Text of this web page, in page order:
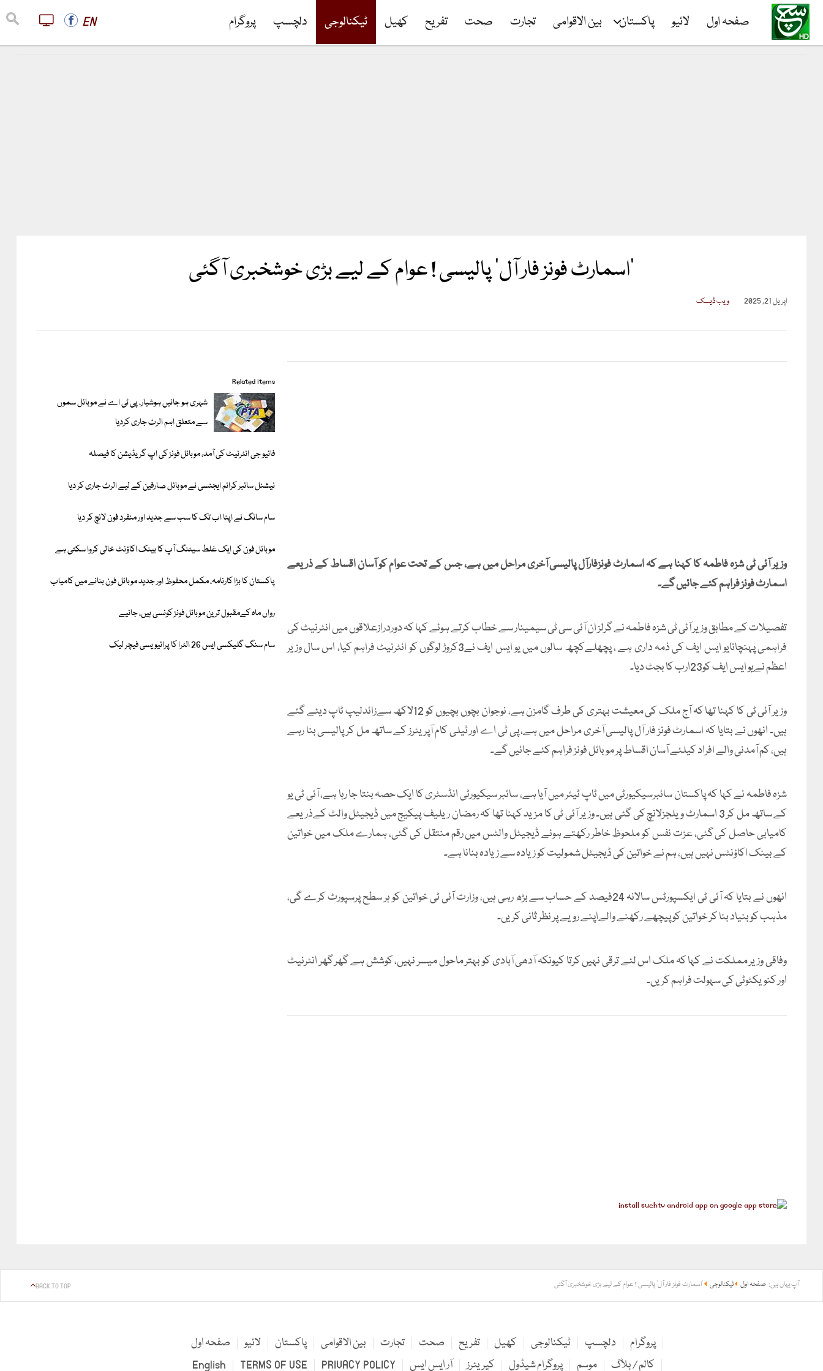
صفحہ اول لائیو پاکستان بین الاقوامی تجارت صحت تفریح کھیل ٹیکنالوجی دلچسپ پروگرام EN
‘اسمارٹ فونز فار آل’ پالیسی ! عوام کے لیے بڑی خوشخبری آگئی
اپریل 21, 2025 ویب ڈیسک
وزیر آئی ٹی شزہ فاطمہ کا کہنا ہے کہ اسمارٹ فونزفارآل پالیسی آخری مراحل میں ہے، جس کے تحت عوام کو آسان اقساط کے ذریعے
اسمارٹ فونز فراہم کئے جائیں گے۔
تفصیلات کے مطابق وزیر آئی ٹی شزہ فاطمہ نے گرلز ان آئی سی ٹی سیمینار سے خطاب کرتے ہوئے کہا کہ دوردرازعلاقوں میں انٹرنیٹ کی
فراہمی پہنچانایو ایس ایف کی ذمہ داری ہے ، پچھلےکچھ سالوں میں یو ایس ایف نے3کروڑ لوگوں کو انٹرنیٹ فراہم کیا، اس سال وزیر
اعظم نےیو ایس ایف کو23ارب کا بجٹ دیا۔
وزیر آئی ٹی کا کہنا تھا کہ آج ملک کی معیشت بہتری کی طرف گامزن ہے، نوجوان بچوں بچیوں کو 12لاکھ سےزائدلیپ ٹاپ دیئے گئے
ہیں۔ انھوں نے بتایا کہ اسمارٹ فونز فار آل پالیسی آخری مراحل میں ہے، پی ٹی اے اور ٹیلی کام آپریٹرز کے ساتھ مل کر پالیسی بنا رہے
ہیں، کم آمدنی والے افراد کیلئے آسان اقساط پر موبائل فونز فراہم کئے جائیں گے۔
شزہ فاطمہ نے کہا کہ پاکستان سائبرسیکیورٹی میں ٹاپ ٹیئر میں آیا ہے، سائبر سیکیورٹی انڈسٹری کا ایک حصہ بنتا جا رہا ہے، آئی ٹی یو
کے ساتھ مل کر 3 اسمارٹ ویلجزلانچ کی گئی ہیں۔ وزیر آئی ٹی کا مزید کہنا تھا کہ رمضان ریلیف پیکیج میں ڈیجیٹل والٹ کےذریعے
کامیابی حاصل کی گئی، عزت نفس کو ملحوظ خاطر رکھتے ہوئے ڈیجیٹل والٹس میں رقم منتقل کی گئی، ہمارے ملک میں خواتین
کے بینک اکاؤنٹس نہیں ہیں، ہم نے خواتین کی ڈیجیٹل شمولیت کو زیادہ سے زیادہ بنانا ہے۔
انھوں نے بتایا کہ آئی ٹی ایکسپورٹس سالانہ 24فیصد کے حساب سے بڑھ رہی ہیں، وزارت آئی ٹی خواتین کو ہر سطح پرسپورٹ کرے گی،
مذہب کو بنیاد بنا کر خواتین کو پیچھے رکھنے والےاپنے رویے پر نظر ثانی کریں۔
وفاقی وزیر مملکت نے کہا کہ ملک اس لئے ترقی نہیں کرتا کیونکہ آدھی آبادی کو بہتر ماحول میسر نہیں، کوشش ہے گھر گھر انٹرنیٹ
اور کنویکٹوٹی کی سہولت فراہم کریں۔
Related items
شہری ہو جائیں ہوشیار، پی ٹی اے نے موبائل سموں
سے متعلق اہم الرٹ جاری کردیا
فائیو جی انٹرنیٹ کی آمد، موبائل فونز کی اپ گریڈیشن کا فیصلہ
نیشنل سائبر کرائم ایجنسی نے موبائل صارفین کے لیے الرٹ جاری کر دیا
سام سانگ نے اپنا اب تک کا سب سے جدید اور منفرد فون لانچ کر دیا
موبائل فون کی ایک غلط سیٹنگ آپ کا بینک اکاؤنٹ خالی کروا سکتی ہے
پاکستان کا بڑا کارنامہ، مکمل محفوظ اور جدید موبائل فون بنانے میں کامیاب
رواں ماہ کےمقبول ترین موبائل فونز کونسی ہیں، جانیے
سام سنگ گلیکسی ایس 26 الٹرا کا پرائیویسی فیچر لیک
آپ یہاں ہیں: صفحہ اول ٹیکنالوجی ‘اسمارٹ فونز فار آل’ پالیسی ! عوام کے لیے بڑی خوشخبری آگئی BACK TO TOP
صفحہ اول لائیو پاکستان بین الاقوامی تجارت صحت تفریح کھیل ٹیکنالوجی دلچسپ
پروگرام
English
TERMS OF USE PRIVACY POLICY آر ایس ایس کیریئرز پروگرام شیڈول موسم کالم / بلاگ